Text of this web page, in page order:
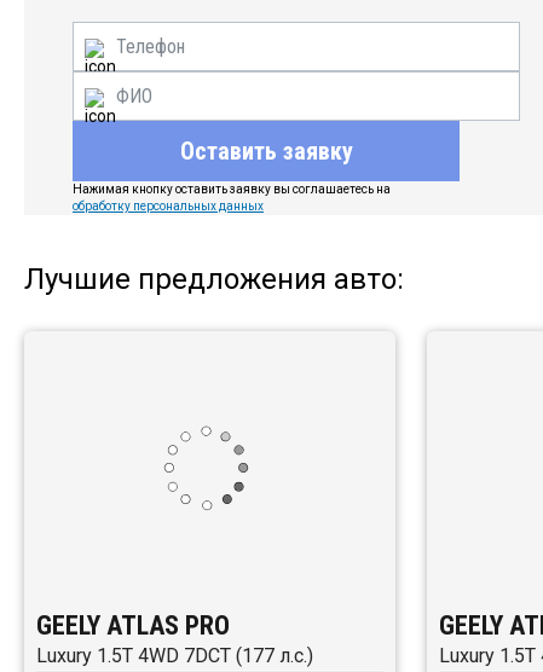
Оставить заявку
Нажимая кнопку оставить заявку вы соглашаетесь на
обработку персональных данных
Лучшие предложения авто:
GEELY ATLAS PRO
Luxury 1.5T 4WD 7DCT (177 л.с.)
GEELY
Luxury 1.5T